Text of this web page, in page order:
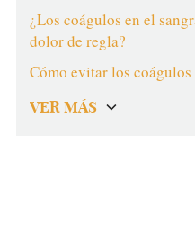
¿Los coágulos en el
dolor de regla?
Cómo evitar los